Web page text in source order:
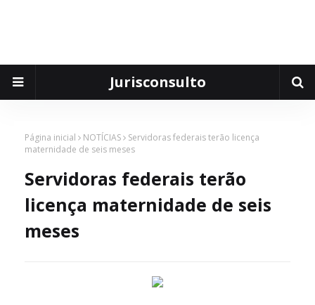
Jurisconsulto
Página inicial NOTÍCIAS
Servidoras federais terão licença
maternidade de seis meses
Servidoras federais terão
licença maternidade de seis
meses